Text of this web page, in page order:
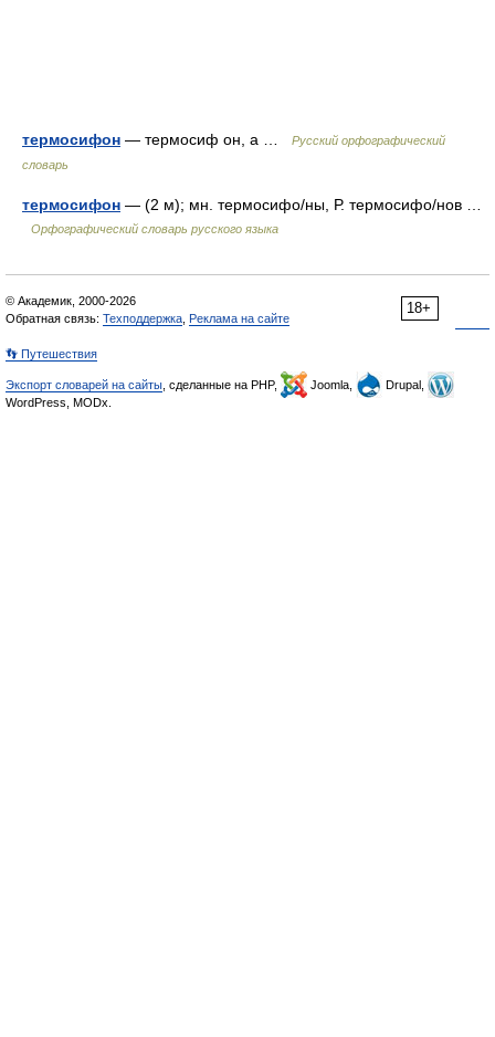
термосифон — термосиф он, а …
Русский орфографический
словарь
термосифон — (2 м); мн. термосифо/ны, Р. термосифо/нов …
Орфографический словарь русского языка
18+
© Академик, 2000-2026
Обратная связь: Техподдержка Реклама на сайте
👣 Путешествия
Экспорт словарей на сайты , сделанные на PHP, Joomla,
Drupal,
WordPress, MODx.